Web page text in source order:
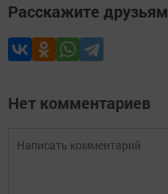
Расскажите друзьям
Нет комментариев